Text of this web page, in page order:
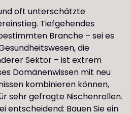
oft unterschätzte
Tiefgehendes
Branche – sei es
die
Sektor – ist extrem
Domänenwissen mit neu
kombinieren können,
sehr gefragte Nischenrollen.
entscheidend: Bauen Sie ein